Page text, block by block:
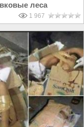
леса
1 967